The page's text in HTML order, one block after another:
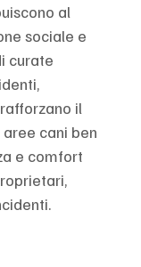
al
sociale e
curate
il
cani ben
e comfort